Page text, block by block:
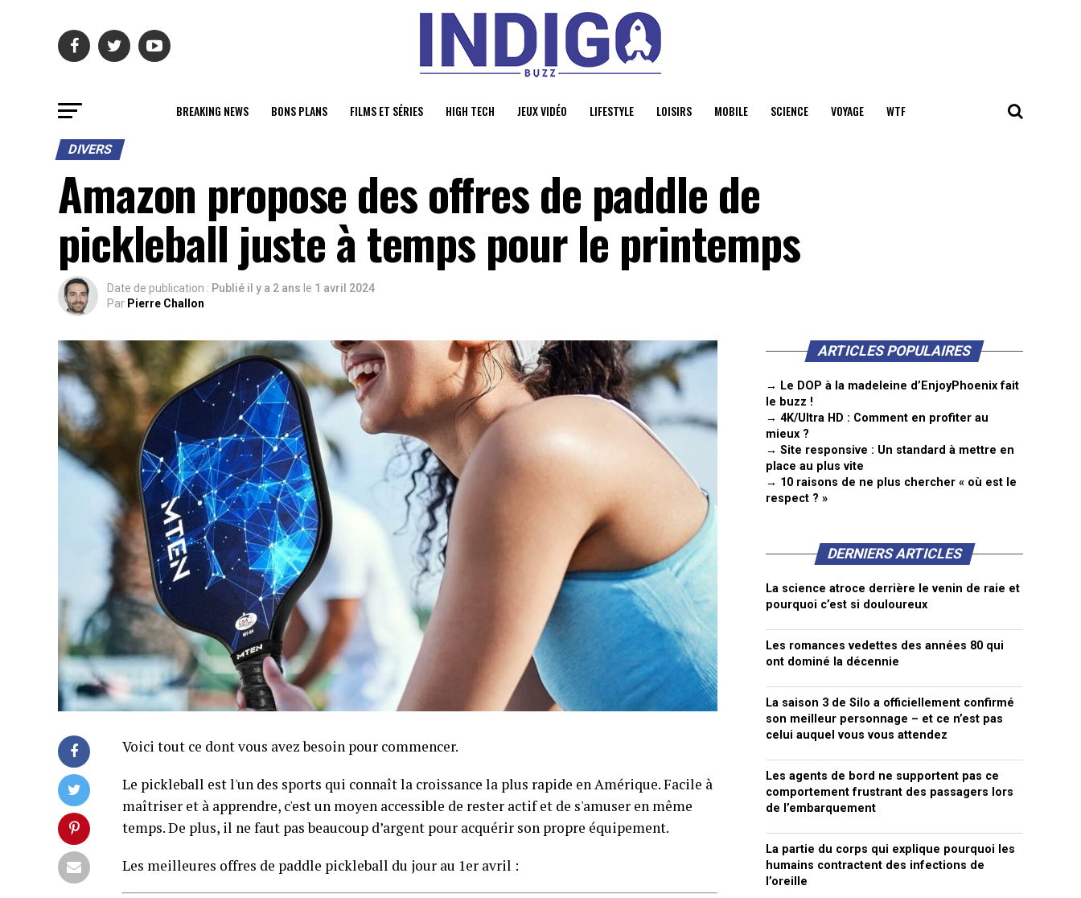
BREAKING NEWS BONS PLANS FILMS ET SÉRIES HIGH TECH JEUX VIDÉO LIFESTYLE LOISIRS MOBILE SCIENCE VOYAGE WTF
DIVERS
Amazon propose des offres de paddle de
pickleball juste à temps pour le printemps
Date de publication : Publié il y a 2 ans le 1 avril 2024
Par Pierre Challon
Voici tout ce dont vous avez besoin pour commencer.
Le pickleball est l'un des sports qui connaît la croissance la plus rapide en Amérique. Facile à
maîtriser et à apprendre, c'est un moyen accessible de rester actif et de s'amuser en même
temps. De plus, il ne faut pas beaucoup d’argent pour acquérir son propre équipement.
Les meilleures offres de paddle pickleball du jour au 1er avril :
ARTICLES POPULAIRES
→ Le DOP à la madeleine d’EnjoyPhoenix fait
le buzz !
→ 4K/Ultra HD : Comment en profiter au
mieux ?
→ Site responsive : Un standard à mettre en
place au plus vite
→ 10 raisons de ne plus chercher « où est le
respect ? »
DERNIERS ARTICLES
La science atroce derrière le venin de raie et
pourquoi c’est si douloureux
Les romances vedettes des années 80 qui
ont dominé la décennie
La saison 3 de Silo a officiellement confirmé
son meilleur personnage – et ce n’est pas
celui auquel vous vous attendez
Les agents de bord ne supportent pas ce
comportement frustrant des passagers lors
de l’embarquement
La partie du corps qui explique pourquoi les
humains contractent des infections de
l’oreille